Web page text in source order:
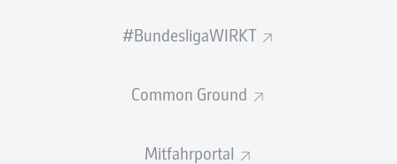
#BundesligaWIRKT
Common Ground
Mitfahrportal